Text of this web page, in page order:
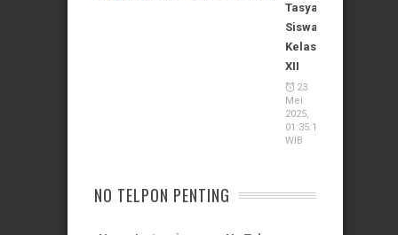
Tasyakuran
Siswa
Kelas
XII
23
Mei
2025,
01:35:11
WIB
NO TELPON PENTING